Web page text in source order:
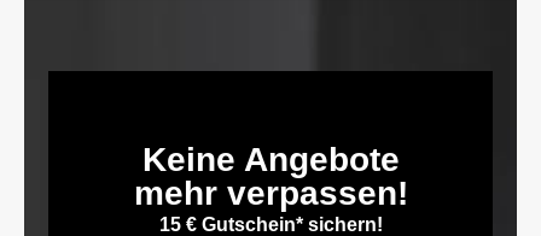
Keine Angebote
mehr verpassen!
15 € Gutschein* sichern!